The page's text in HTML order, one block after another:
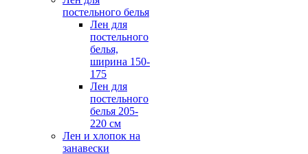
постельного белья
Лен для
постельного
белья,
ширина 150-
175
Лен для
постельного
белья 205-
220 см
Лен и хлопок на
занавески